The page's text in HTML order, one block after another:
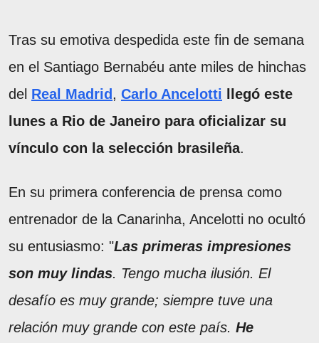
Tras su emotiva despedida este fin de semana
en el Santiago Bernabéu ante miles de hinchas
del Real Madrid , Carlo Ancelotti llegó este
lunes a Rio de Janeiro para oficializar su
vínculo con la selección brasileña.
En su primera conferencia de prensa como
entrenador de la Canarinha, Ancelotti no ocultó
su entusiasmo: "Las primeras impresiones
son muy lindas. Tengo mucha ilusión. El
desafío es muy grande; siempre tuve una
relación muy grande con este país. He